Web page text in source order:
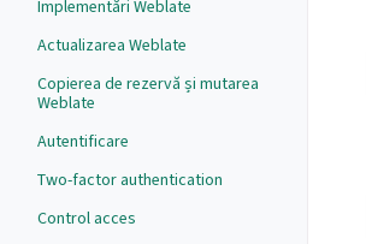
Implementări Weblate
Actualizarea Weblate
Copierea de rezervă și mutarea
Weblate
Autentificare
Two-factor authentication
Control acces